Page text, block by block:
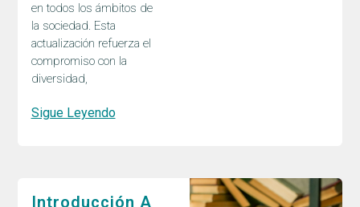
en todos los ámbitos de
la sociedad. Esta
actualización refuerza el
compromiso con la
diversidad,
Sigue Leyendo
Introducción A